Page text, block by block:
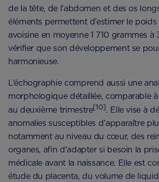
de la tête, de l’abdomen et des os
éléments permettent d’estimer le
avoisine en moyenne 1 710 grammes à
vérifier que son développement se
harmonieuse.
L’échographie comprend aussi une
morphologique détaillée, comparable
au deuxième trimestre[10]. Elle vise à
anomalies susceptibles d’apparaître
notamment au niveau du cœur, des
organes, afin d’adapter si besoin la
médicale avant la naissance. Elle est
étude du placenta, du volume de